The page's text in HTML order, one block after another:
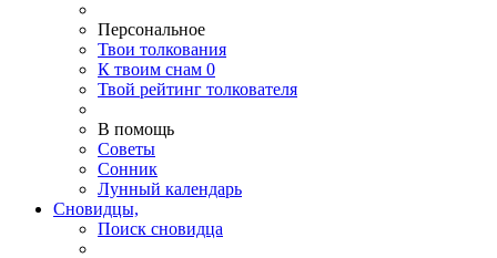
Персональное
Твои толкования
К твоим снам 0
Твой рейтинг толкователя
В помощь
Советы
Сонник
Лунный календарь
Сновидцы,
Поиск сновидца